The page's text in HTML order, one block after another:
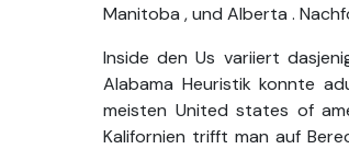
Manitoba , und Alberta .
Inside den Us variiert
Alabama Heuristik konnte
meisten United states of
Kalifornien trifft man auf